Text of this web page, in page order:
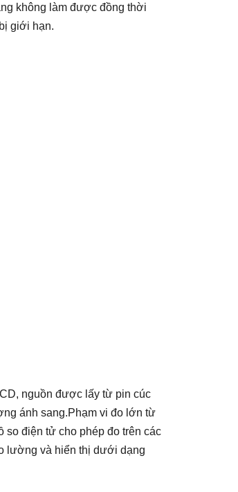
không làm được đồng thời
giới hạn.
nguồn được lấy từ pin cúc
ánh sang.Phạm vi đo lớn từ
so điện tử cho phép đo trên các
lường và hiển thị dưới dạng